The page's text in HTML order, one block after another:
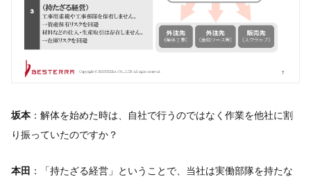
坂本 ：解体を始めた時は、自社で行うのではなく作業を他社に割
り振っていたのですか？
本田 ：「持たざる経営」ということで、当社は実働部隊を持たな